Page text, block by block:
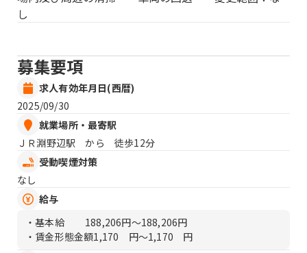
し
募集要項
求人有効年月日(西暦)
2025/09/30
就業場所・最寄駅
ＪＲ淵野辺駅 から 徒歩12分
受動喫煙対策
なし
給与
・基本給
188,206円〜188,206円
・賃金形態金額1,170 円〜1,170 円